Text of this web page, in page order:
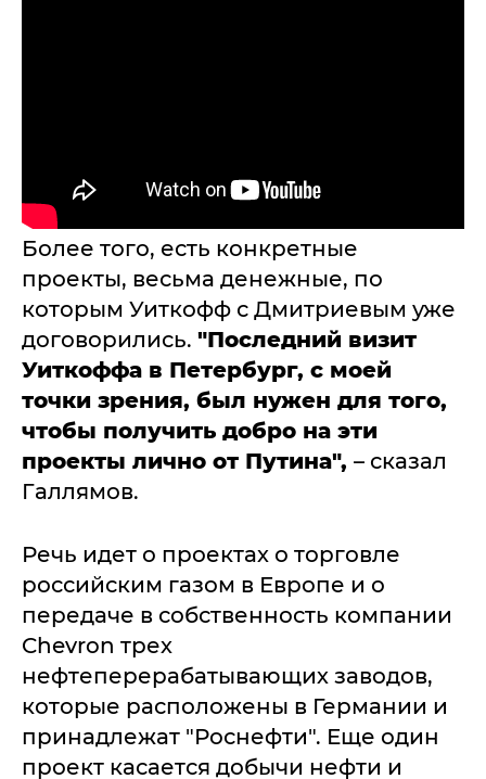
Более того, есть конкретные
проекты, весьма денежные, по
которым Уиткофф с Дмитриевым уже
договорились. "Последний визит
Уиткоффа в Петербург, с моей
точки зрения, был нужен для того,
чтобы получить добро на эти
проекты лично от Путина", – сказал
Галлямов.
Речь идет о проектах о торговле
российским газом в Европе и о
передаче в собственность компании
Chevron трех
нефтеперерабатывающих заводов,
которые расположены в Германии и
принадлежат "Роснефти". Еще один
проект касается добычи нефти и